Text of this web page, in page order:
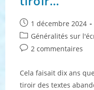
Publication
publiée :
1 décembre 2024
Post
category:
Généralités sur
Commentaires
la
publication :
2 commentaires
Cela faisait dix ans
tiroir des textes